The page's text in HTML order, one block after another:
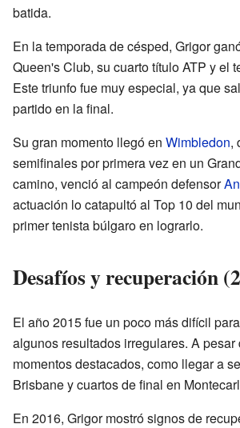
batida.
En la temporada de césped, Grigor
Queen's Club, su cuarto título ATP y el
Este triunfo fue muy especial, ya que
partido en la final.
Su gran momento llegó en Wimbledon,
semifinales por primera vez en un
camino, venció al campeón defensor
actuación lo catapultó al Top 10 del
primer tenista búlgaro en lograrlo.
Desafíos y recuperación
El año 2015 fue un poco más difícil
algunos resultados irregulares. A pesar
momentos destacados, como llegar a
Brisbane y cuartos de final en
En 2016, Grigor mostró signos de